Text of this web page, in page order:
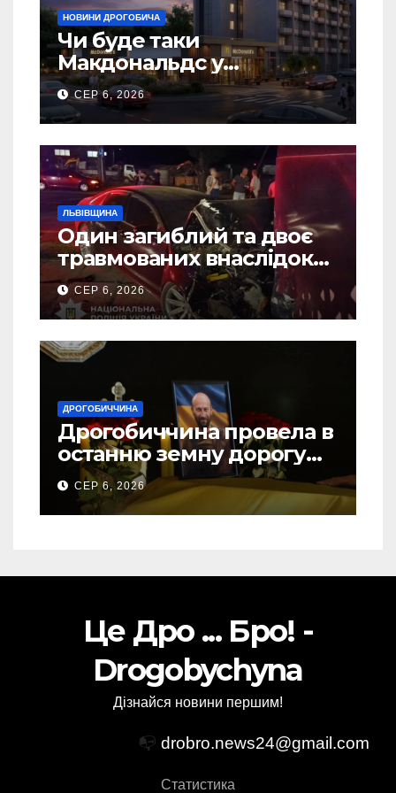
НОВИНИ ДРОГОБИЧА
Чи буде таки
Макдональдс у
Дрогобичі? (Фото)
СЕР 6, 2026
ЛЬВІВЩИНА
Один загиблий та двоє
травмованих внаслідок
ДТП на Самбірщині
СЕР 6, 2026
ДРОГОБИЧЧИНА
Дрогобиччина провела в
останню земну дорогу
свого Захисника – Олега
Торського
СЕР 6, 2026
Це Дро ... Бро! -
Drogobychyna
Дізнайся новини першим!
📭 drobro.news24@gmail.com
Статистика